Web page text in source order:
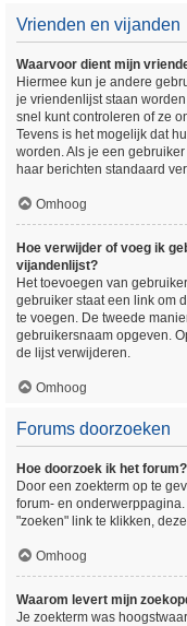
Vrienden en vijanden
Waarvoor dient mijn
Hiermee kun je andere
je vriendenlijst staan
snel kunt controleren of ze
Tevens is het mogelijk dat
worden. Als je een
haar berichten standaard
Omhoog
Hoe verwijder of voeg ik
vijandenlijst?
Het toevoegen van
gebruiker staat een link om
te voegen. De tweede
gebruikersnaam opgeven.
de lijst verwijderen.
Omhoog
Forums doorzoeken
Hoe doorzoek ik het forum?
Door een zoekterm op te
forum- en
"zoeken" link te klikken,
Omhoog
Waarom levert mijn
Je zoekterm was